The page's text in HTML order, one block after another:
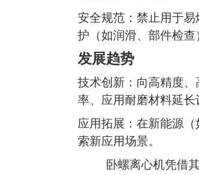
安全规范：禁止用于
护（如润滑、部件检查
发展趋势
技术创新：向高精度
率、应用耐磨材料延长
应用拓展：在新能源
索新应用场景。
卧螺离心机凭借